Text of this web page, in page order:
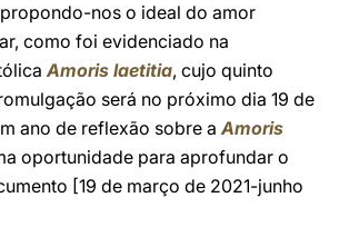
nos o ideal do amor
como foi evidenciado na
Amoris laetitia, cujo quinto
será no próximo dia 19 de
ano de reflexão sobre aAmoris
oportunidade para aprofundar o
[19 de março de 2021-junho